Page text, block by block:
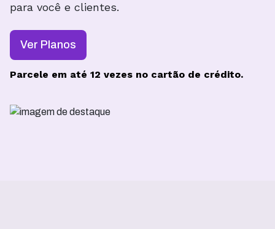
para você e clientes.
Ver Planos
Parcele em até 12 vezes no cartão de crédito.